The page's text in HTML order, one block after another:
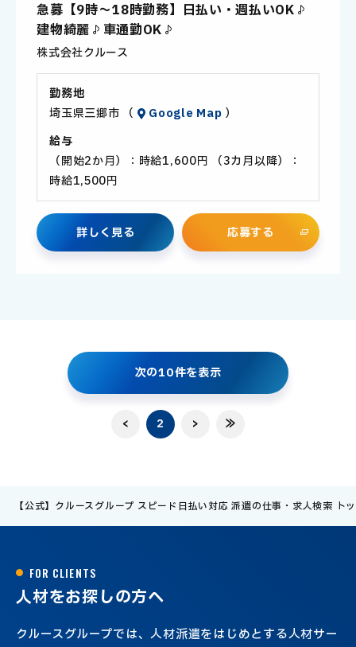
急募【9時～18時勤務】日払い・週払いOK♪
建物綺麗♪車通勤OK♪
株式会社クルース
勤務地
埼玉県三郷市 （
Google Map ）
給与
（開始2か月）：時給1,600円 （3カ月以降）：
時給1,500円
詳しく見る 応募する
次の10件を表示
< 2 > ≫
【公式】クルースグループ スピード日払い対応 派遣の仕事・求人検索 ト
FOR CLIENTS
人材をお探しの方へ
クルースグループでは、人材派遣をはじめとする人材サー